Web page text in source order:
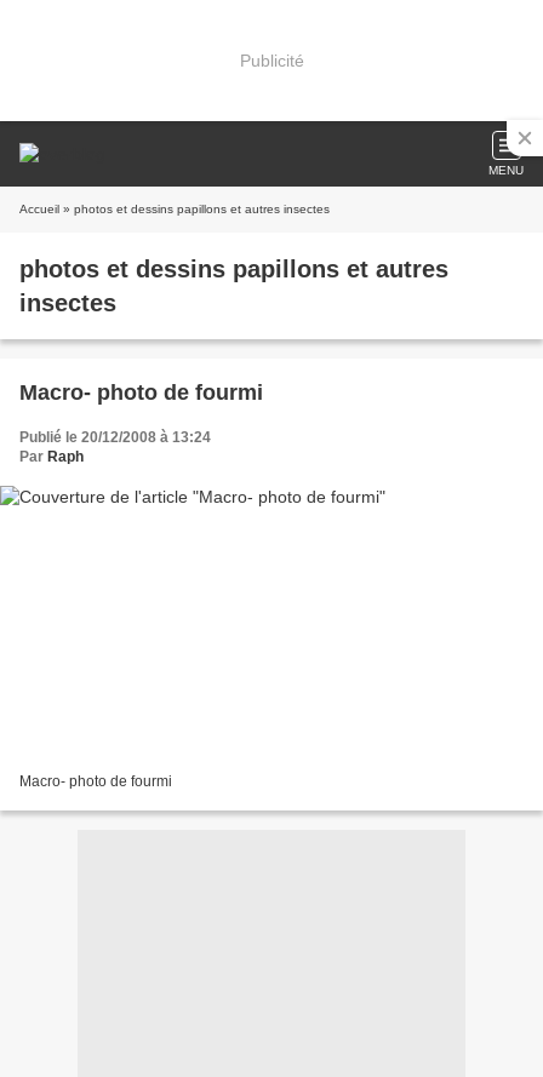
Publicité
MENU
Accueil » photos et dessins papillons et autres insectes
photos et dessins papillons et autres
insectes
Macro- photo de fourmi
Publié le 20/12/2008 à 13:24
Par Raph
Macro- photo de fourmi